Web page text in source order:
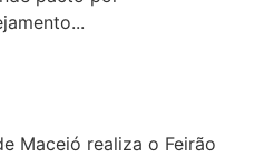
Maceió realiza o Feirão